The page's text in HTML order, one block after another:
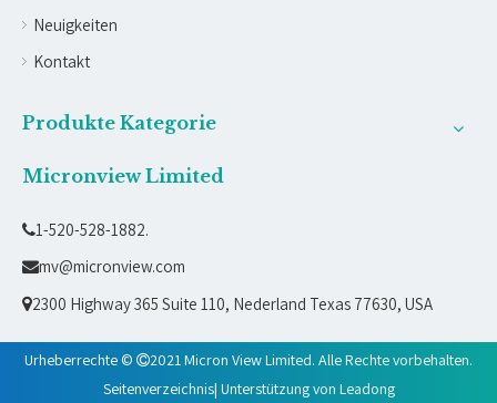
Neuigkeiten
Kontakt
Produkte Kategorie
Micronview Limited
1-520-528-1882.
mv@micronview.com
2300 Highway 365 Suite 110, Nederland Texas 77630, USA
Urheberrechte © 2021 Micron View Limited. Alle Rechte vorbehalten.
Seitenverzeichnis| Unterstützung von Leadong